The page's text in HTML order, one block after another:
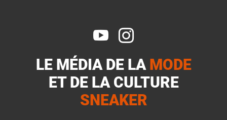
 
LE MÉDIA DE LA MODE
ET DE LA CULTURE
SNEAKER